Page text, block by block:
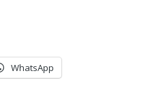
WhatsApp